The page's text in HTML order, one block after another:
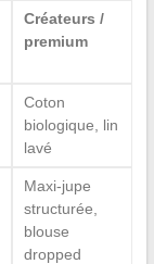
Créateurs /
premium
Coton
biologique, lin
lavé
Maxi-jupe
structurée,
blouse
dropped